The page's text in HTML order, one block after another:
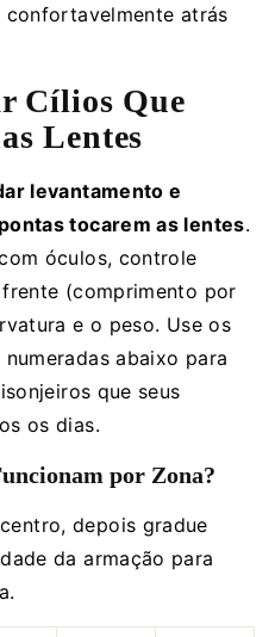
atrás
Cílios Que
Lentes
levantamento e
tocarem as lentes.
óculos, controle
(comprimento por
e o peso. Use os
abaixo para
que seus
os dias.
por Zona?
depois gradue
da armação para